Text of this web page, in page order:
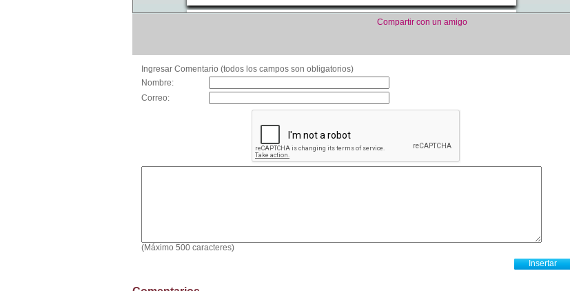
Compartir con un amigo
Ingresar Comentario (todos los campos son obligatorios)
Nombre:
Correo:
(Máximo 500 caracteres)